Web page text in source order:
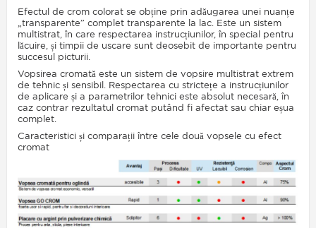
Efectul de crom colorat se obține prin adăugarea unei nuanțe
„transparente” complet transparente la lac. Este un sistem
multistrat, în care respectarea instrucțiunilor, în special pentru
lăcuire, și timpii de uscare sunt deosebit de importante pentru
succesul picturii.
Vopsirea cromată este un sistem de vopsire multistrat extrem
de tehnic și sensibil. Respectarea cu strictețe a instrucțiunilor
de aplicare și a parametrilor tehnici este absolut necesară, în
caz contrar rezultatul cromat putând fi afectat sau chiar eșua
complet.
Caracteristici și comparații între cele două vopsele cu efect
cromat